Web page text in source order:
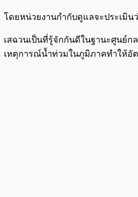
โดยหน่วยงานกำกับดูแลจะประเมิน
เสฉวนเป็นที่รู้จักกันดีในฐานะศูนย์
เหตุการณ์น้ำท่วมในภูมิภาคทำให้อัต